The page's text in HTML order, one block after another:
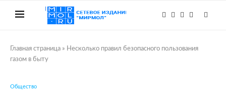
Главная страница » Несколько правил безопасного пользования
газом в быту
Общество